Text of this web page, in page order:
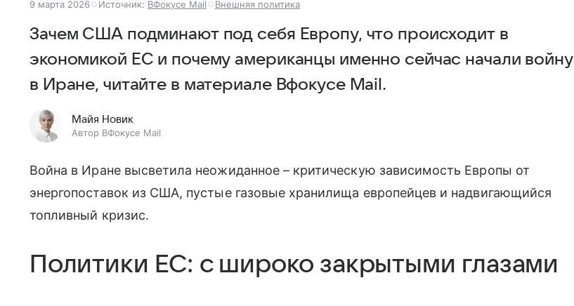
9 марта 2026 Источник: ВФокусе Mail Внешняя политика
Зачем США подминают под себя Европу, что происходит в
экономикой ЕС и почему американцы именно сейчас начали войну
в Иране, читайте в материале Вфокусе Mail.
Майя Новик
Автор ВФокусе Mail
Война в Иране высветила неожиданное – критическую зависимость Европы от
энергопоставок из США, пустые газовые хранилища европейцев и надвигающийся
топливный кризис.
Политики ЕС: с широко закрытыми глазами